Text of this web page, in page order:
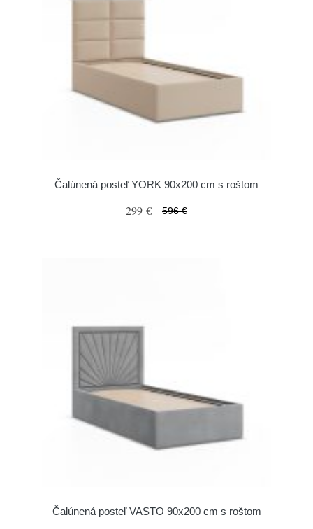
Čalúnená posteľ YORK 90x200 cm s roštom
299 € 596 €
Čalúnená posteľ VASTO 90x200 cm s roštom